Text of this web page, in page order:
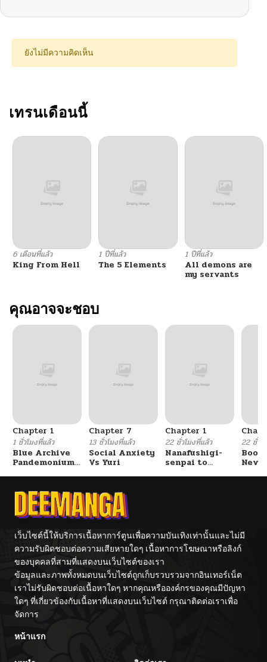
ยังไม่มีความคิดเห็น
เทรนเดือนนี้
6 เดือนที่แล้ว
King From Hell
1 ปีที่แล้ว
The 5 Elements
1 ปีที่แล้ว
All demons are
my servants
คุณอาจจะชอบ
Chapter 1
1 ชั่วโมงที่แล้ว
Blue Archive
Pandemonium
Chapter 7
13 ชั่วโมงที่แล้ว
Social Anxiety
Vs Yuri
Chapter 1
22 ชั่วโมงที่แล้ว
Nanafushigi-
senpai to
22 ชั่วโ
เว็บไซต์นี้ให้บริการเนื้อหาการ์ตูนเพื่อความบันเทิงเท่านั้นและไม่มี
ความรับผิดชอบต่อความเสียหายใดๆ เนื้อหาการโฆษณาหรือลิงก์
ของบุคคลที่สามที่แสดงบนเว็บไซต์ของเรา
ข้อมูลและภาพทั้งหมดบนเว็บไซต์ถูกเก็บรวบรวมจากอินเทอร์เน็ต
เราไม่รับผิดชอบต่อเนื้อหาใดๆ หากคุณหรือองค์กรของคุณมีปัญหา
ใดๆ ที่เกี่ยวข้องกับเนื้อหาที่แสดงบนเว็บไซต์ กรุณาติดต่อเราเพื่อ
จัดการ
หน้าแรก